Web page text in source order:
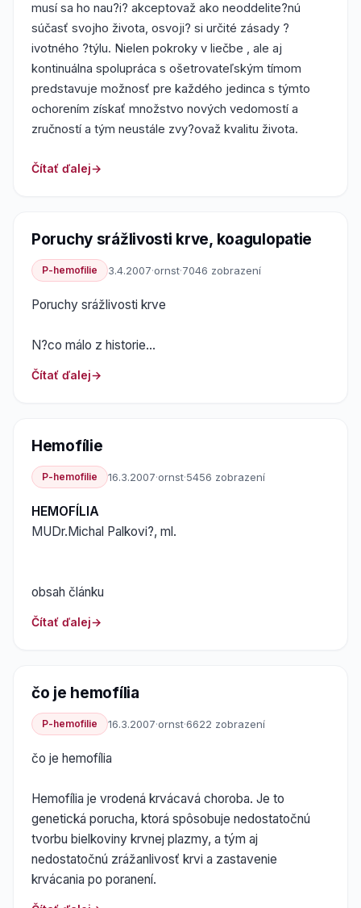
musí sa ho nau?i? akceptovaž ako neoddelite?nú
súčasť svojho života, osvoji? si určité zásady ?
ivotného ?týlu. Nielen pokroky v liečbe , ale aj
kontinuálna spolupráca s ošetrovateľským tímom
predstavuje možnosť pre každého jedinca s týmto
ochorením získať množstvo nových vedomostí a
zručností a tým neustále zvy?ovaž kvalitu života.
Čítať ďalej
Poruchy srážlivosti krve, koagulopatie
P-hemofilie 3.4.2007·ornst·7046 zobrazení
Poruchy srážlivosti krve
N?co málo z historie...
Čítať ďalej
Hemofílie
P-hemofilie 16.3.2007·ornst·5456 zobrazení
HEMOFÍLIA
MUDr.Michal Palkovi?, ml.
obsah článku
Čítať ďalej
čo je hemofília
P-hemofilie 16.3.2007·ornst·6622 zobrazení
čo je hemofília
Hemofília je vrodená krvácavá choroba. Je to
genetická porucha, ktorá spôsobuje nedostatočnú
tvorbu bielkoviny krvnej plazmy, a tým aj
nedostatočnú zrážanlivosť krvi a zastavenie
krvácania po poranení.